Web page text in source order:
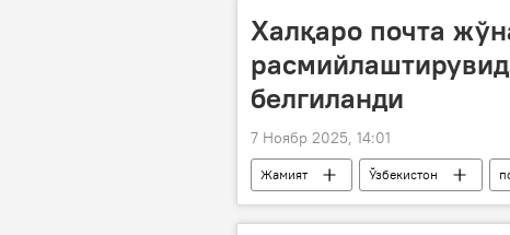
Халқаро почта
белгиланди
7 Ноябр 2025, 14:01
Жамият Ўзбекистон